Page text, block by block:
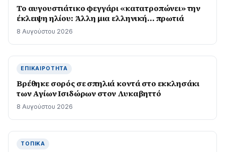
Το αυγουστιάτικο φεγγάρι «κατατροπώνει» την
έκλειψη ηλίου: Άλλη μια ελληνική… πρωτιά
8 Αυγούστου 2026
ΕΠΙΚΑΙΡΌΤΗΤΑ
Βρέθηκε σορός σε σπηλιά κοντά στο εκκλησάκι
των Αγίων Ισιδώρων στον Λυκαβηττό
8 Αυγούστου 2026
ΤΟΠΙΚΆ